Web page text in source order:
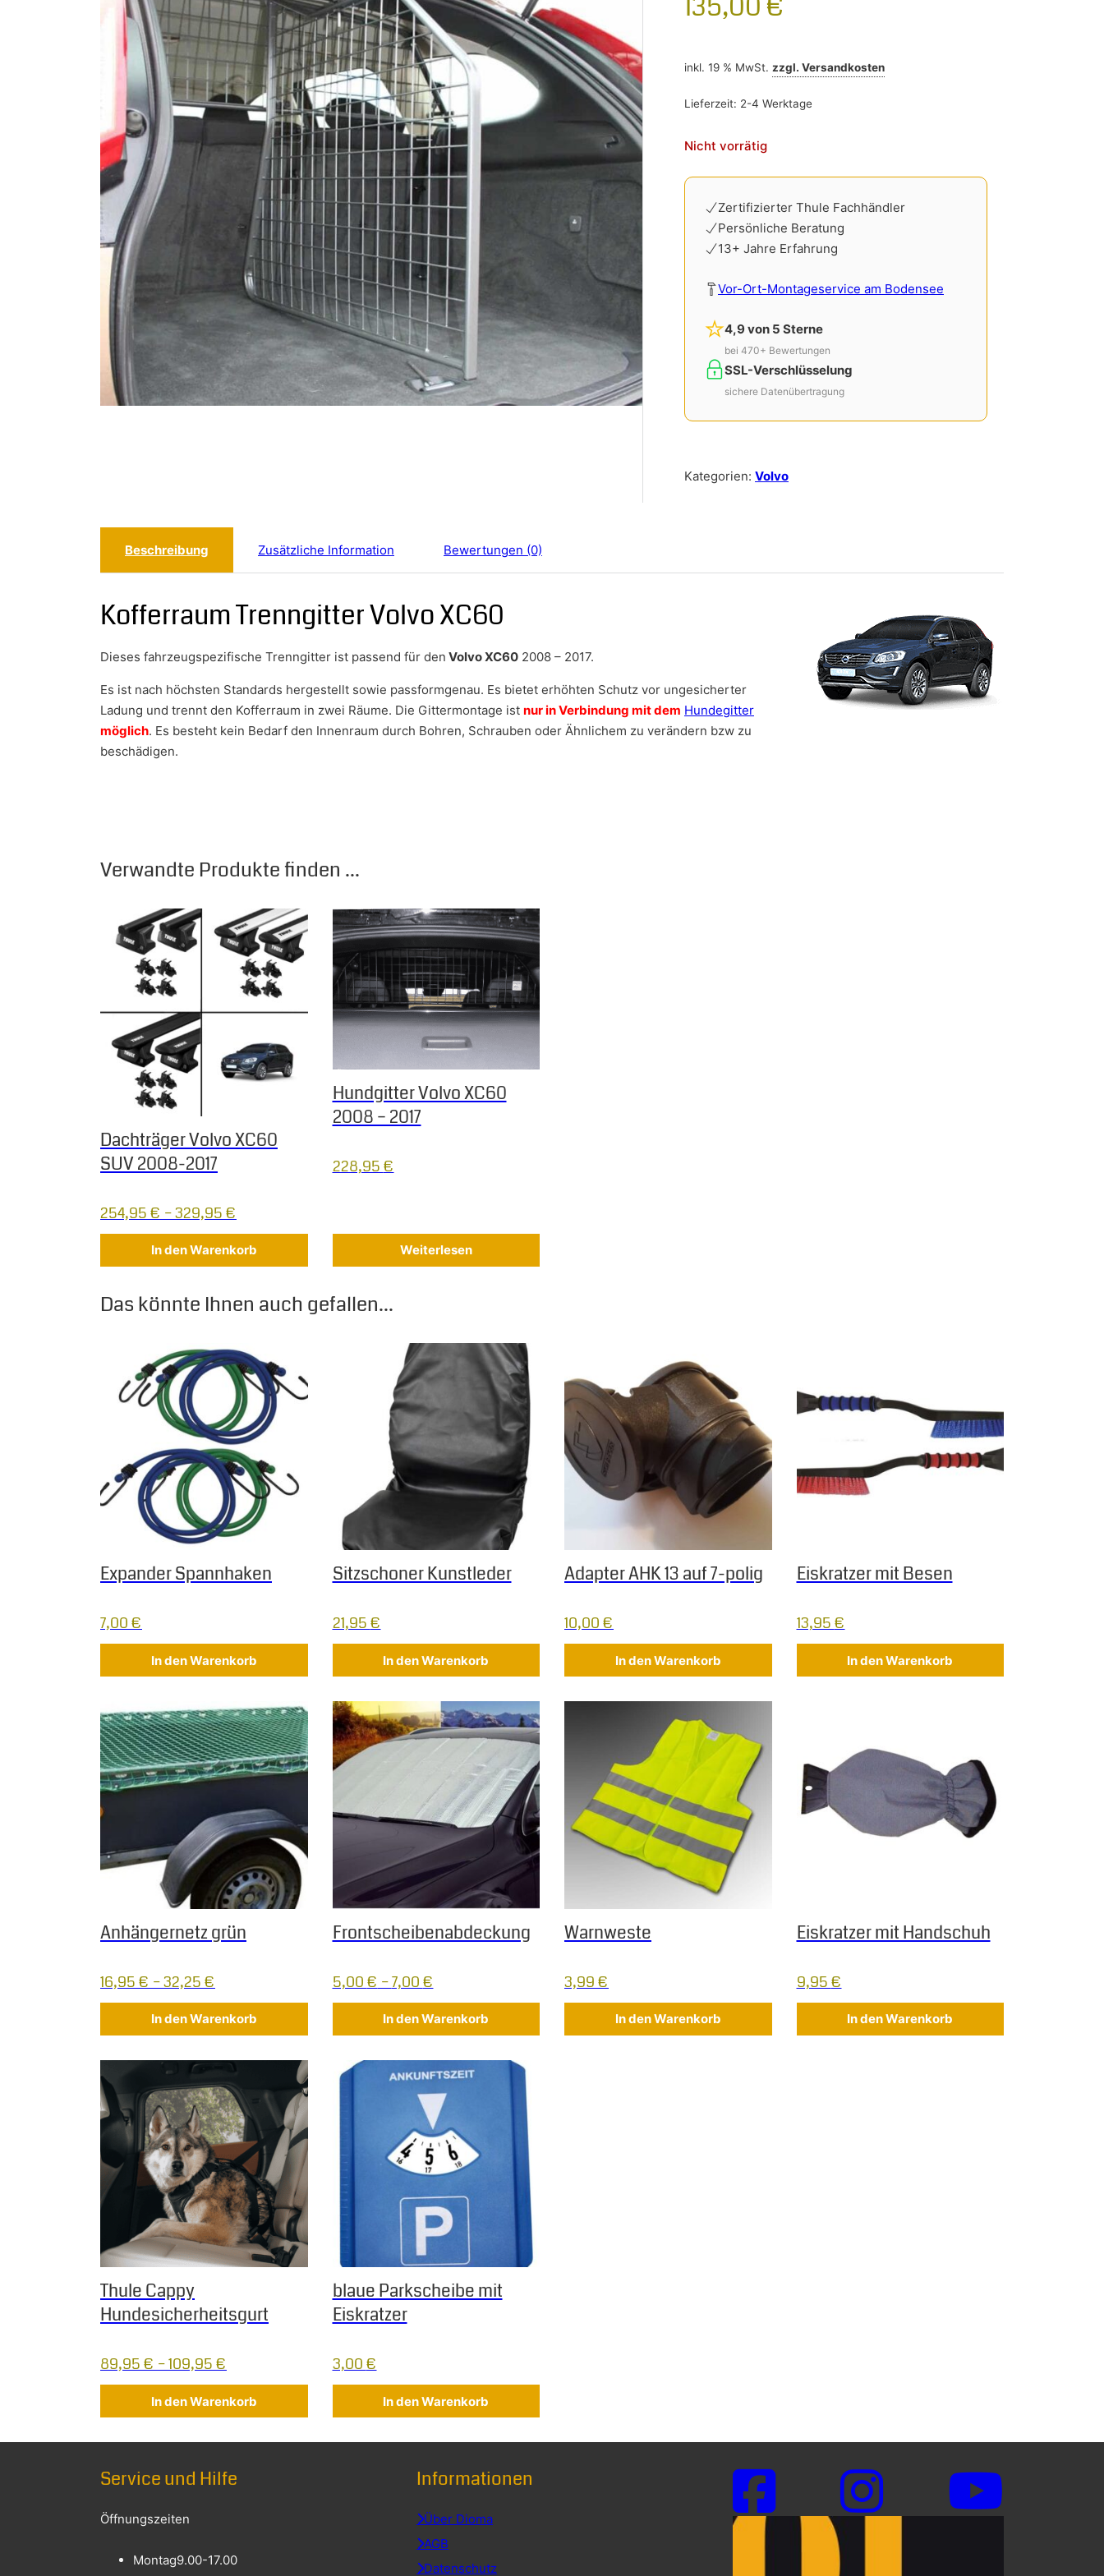
inkl. 19 % MwSt. zzgl. Versandkosten
Lieferzeit: 2-4 Werktage
Nicht vorrätig
Zertifizierter Thule Fachhändler
Persönliche Beratung
13+ Jahre Erfahrung
Vor-Ort-Montageservice am Bodensee
4,9 von 5 Sterne
bei 470+ Bewertungen
SSL-Verschlüsselung
sichere Datenübertragung
Kategorien: Volvo
Beschreibung Zusätzliche Information Bewertungen (0)
Kofferraum Trenngitter Volvo XC60
Dieses fahrzeugspezifische Trenngitter ist passend für den Volvo XC60 2008 – 2017.
Es ist nach höchsten Standards hergestellt sowie passformgenau. Es bietet erhöhten Schutz vor ungesicherter
Ladung und trennt den Kofferraum in zwei Räume. Die Gittermontage ist nur in Verbindung mit dem Hundegitter
möglich. Es besteht kein Bedarf den Innenraum durch Bohren, Schrauben oder Ähnlichem zu verändern bzw zu
beschädigen.
Verwandte Produkte finden ...
Dachträger Volvo XC60
SUV 2008-2017
254,95€ –329,95€
In den Warenkorb
Dieses Produkt weist mehrere Varianten auf. Die Optionen können auf der Produktseite gewählt werden
Hundgitter Volvo XC60
2008 – 2017
228,95€
Weiterlesen
Das könnte Ihnen auch gefallen...
Expander Spannhaken
7,00€
In den Warenkorb
Sitzschoner Kunstleder
21,95€
In den Warenkorb
Adapter AHK 13 auf 7-polig
10,00€
In den Warenkorb
Eiskratzer mit Besen
13,95€
In den Warenkorb
Anhängernetz grün
16,95€ –32,25€
In den Warenkorb
Dieses Produkt weist mehrere Varianten auf. Die Optionen können auf der Produktseite gewählt werden
Frontscheibenabdeckung
5,00€ –7,00€
In den Warenkorb
Dieses Produkt weist mehrere Varianten auf. Die Optionen können auf der Produktseite gewählt werden
Warnweste
3,99€
In den Warenkorb
Dieses Produkt weist mehrere Varianten auf. Die Optionen können auf der Produktseite
Eiskratzer mit Handschuh
9,95€
In den Warenkorb
Thule Cappy
Hundesicherheitsgurt
89,95€–109,95€
In den Warenkorb
Dieses Produkt weist mehrere Varianten auf. Die Optionen können auf der Produktseite gewählt werden
blaue Parkscheibe mit
Eiskratzer
3,00€
In den Warenkorb
Service und Hilfe
Öffnungszeiten
Montag9.00-17.00
Informationen
Über Dioma
AGB
Datenschutz